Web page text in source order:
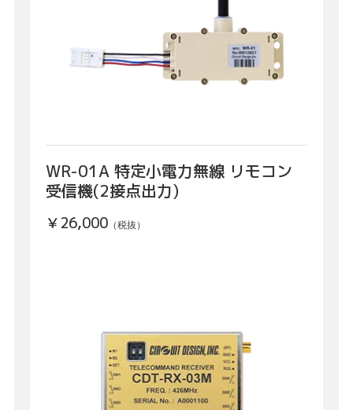
WR-01A 特定小電力無線 リモコン
受信機(2接点出力)
￥26,000（税抜）